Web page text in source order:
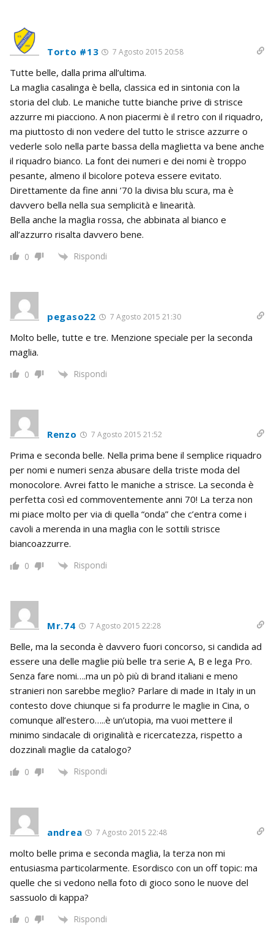
Torto #13 7 Agosto 2015 20:58
Tutte belle, dalla prima all’ultima.
La maglia casalinga è bella, classica ed in sintonia con la
storia del club. Le maniche tutte bianche prive di strisce
azzurre mi piacciono. A non piacermi è il retro con il riquadro,
ma piuttosto di non vedere del tutto le strisce azzurre o
vederle solo nella parte bassa della maglietta va bene anche
il riquadro bianco. La font dei numeri e dei nomi è troppo
pesante, almeno il bicolore poteva essere evitato.
Direttamente da fine anni ’70 la divisa blu scura, ma è
davvero bella nella sua semplicità e linearità.
Bella anche la maglia rossa, che abbinata al bianco e
all’azzurro risalta davvero bene.
0 Rispondi
pegaso22 7 Agosto 2015 21:30
Molto belle, tutte e tre. Menzione speciale per la seconda
maglia.
0 Rispondi
Renzo 7 Agosto 2015 21:52
Prima e seconda belle. Nella prima bene il semplice riquadro
per nomi e numeri senza abusare della triste moda del
monocolore. Avrei fatto le maniche a strisce. La seconda è
perfetta così ed commoventemente anni 70! La terza non
mi piace molto per via di quella “onda” che c’entra come i
cavoli a merenda in una maglia con le sottili strisce
biancoazzurre.
0 Rispondi
Mr.74 7 Agosto 2015 22:28
Belle, ma la seconda è davvero fuori concorso, si candida ad
essere una delle maglie più belle tra serie A, B e lega Pro.
Senza fare nomi….ma un pò più di brand italiani e meno
stranieri non sarebbe meglio? Parlare di made in Italy in un
contesto dove chiunque si fa produrre le maglie in Cina, o
comunque all’estero…..è un’utopia, ma vuoi mettere il
minimo sindacale di originalità e ricercatezza, rispetto a
dozzinali maglie da catalogo?
0 Rispondi
andrea 7 Agosto 2015 22:48
molto belle prima e seconda maglia, la terza non mi
entusiasma particolarmente. Esordisco con un off topic: ma
quelle che si vedono nella foto di gioco sono le nuove del
sassuolo di kappa?
0 Rispondi